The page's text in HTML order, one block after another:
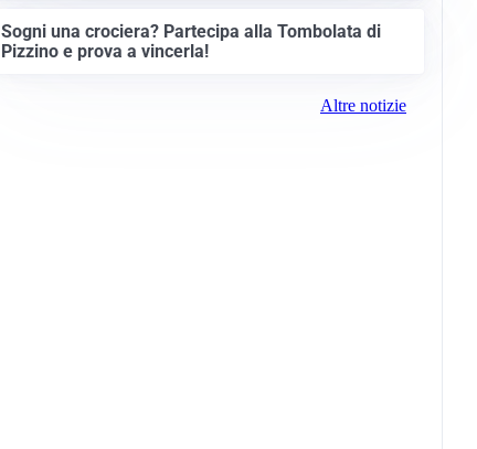
Sogni una crociera? Partecipa alla Tombolata di
Pizzino e prova a vincerla!
Altre notizie